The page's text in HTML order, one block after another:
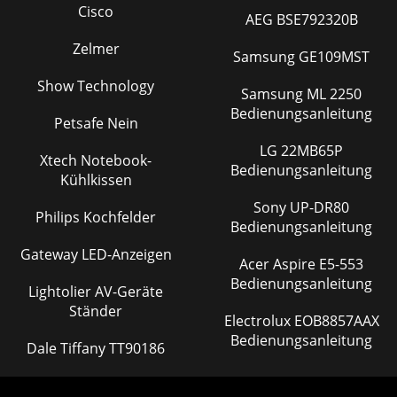
Cisco
Zelmer
Show Technology
Petsafe Nein
Xtech Notebook-
Kühlkissen
Philips Kochfelder
Gateway LED-Anzeigen
Lightolier AV-Geräte
Ständer
Dale Tiffany TT90186
AEG BSE792320B
Samsung GE109MST
Samsung ML 2250
Bedienungsanleitung
LG 22MB65P
Bedienungsanleitung
Sony UP-DR80
Bedienungsanleitung
Acer Aspire E5-553
Bedienungsanleitung
Electrolux EOB8857AAX
Bedienungsanleitung